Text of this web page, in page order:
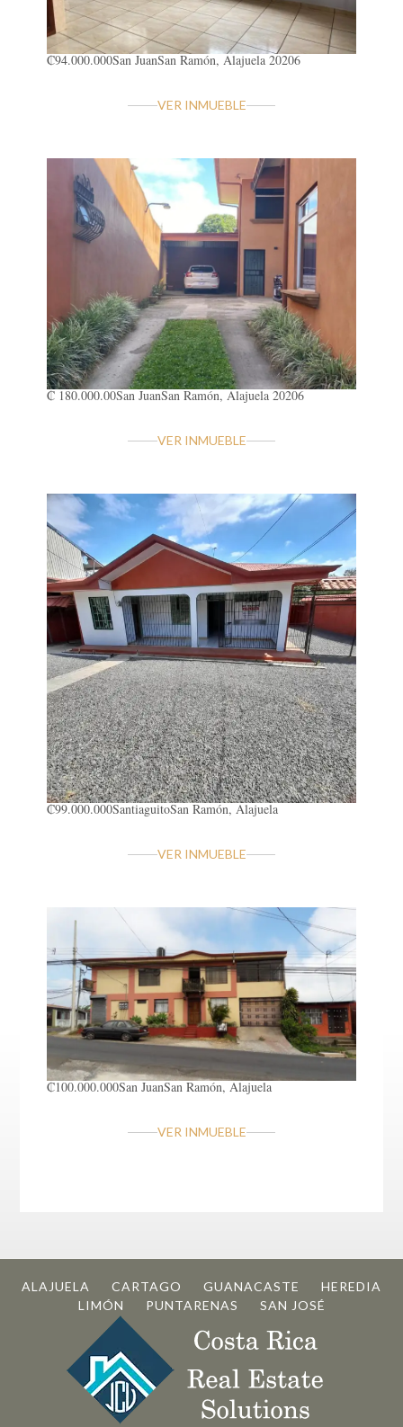
₡94.000.000San JuanSan Ramón, Alajuela 20206
VER INMUEBLE
₡ 180.000.00San JuanSan Ramón, Alajuela 20206
VER INMUEBLE
₡99.000.000SantiaguitoSan Ramón, Alajuela
VER INMUEBLE
₡100.000.000San JuanSan Ramón, Alajuela
VER INMUEBLE
ALAJUELA CARTAGO GUANACASTE
HEREDIA
LIMÓN
PUNTARENAS SAN JOSÉ